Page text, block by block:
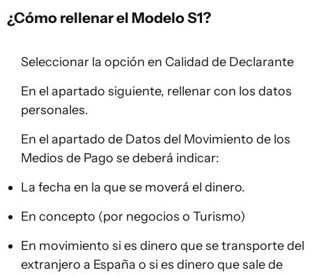
¿Cómo rellenar el Modelo S1?
Seleccionar la opción en Calidad de Declarante
En el apartado siguiente, rellenar con los datos
personales.
En el apartado de Datos del Movimiento de los
Medios de Pago se deberá indicar:
La fecha en la que se moverá el dinero.
En concepto (por negocios o Turismo)
En movimiento si es dinero que se transporte del
extranjero a España o si es dinero que sale de